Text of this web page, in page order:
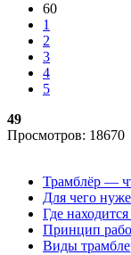
60
1
2
3
4
5
49
Просмотров: 18670
Трамблёр —
Для чего
Где
Принцип
Виды